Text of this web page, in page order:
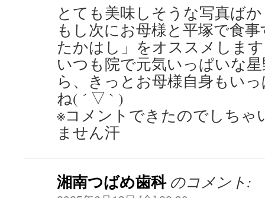
とても美味しそうな写真ば
もし次にお母様と平塚で食
たかはし」をオススメしま
いつも院で元気いっぱいな
ら、きっとお母様自身もい
ね( ´ ▽ ` )
※コメントできたのでしちゃ
ません汗
湘南つばめ歯科 のコメント: